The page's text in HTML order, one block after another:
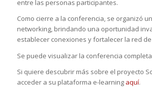
entre las personas participantes.
Como cierre a la conferencia, se organizó
networking, brindando una oportunidad
establecer conexiones y fortalecer la red
Se puede visualizar la conferencia
Si quiere descubrir más sobre el proyecto
acceder a su plataforma e-learning aquí.